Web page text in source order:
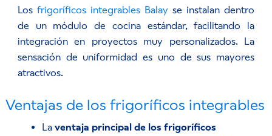
Los frigoríficos integrables Balay se instalan dentro
de un módulo de cocina estándar, facilitando la
integración en proyectos muy personalizados. La
sensación de uniformidad es uno de sus mayores
atractivos.
Ventajas de los frigoríficos integrables
La ventaja principal de los frigoríficos